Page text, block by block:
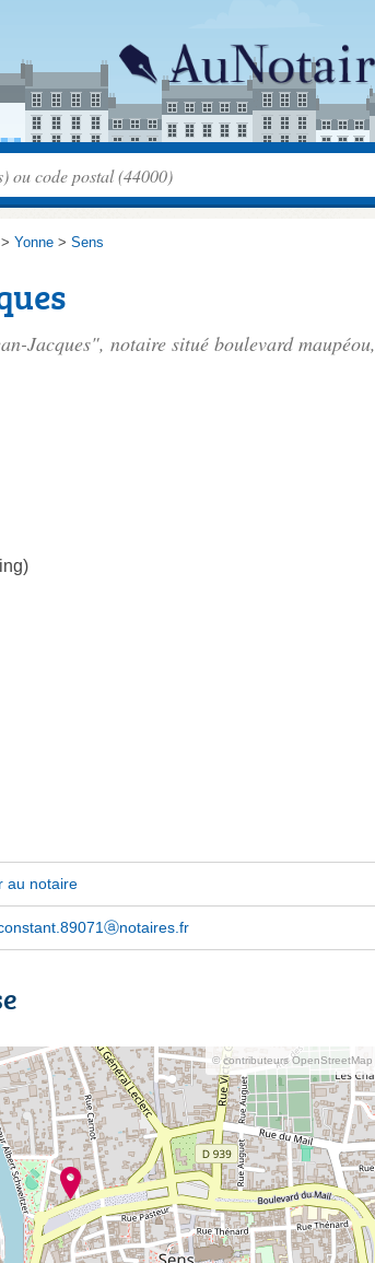
> Yonne > Sens
Jacques", notaire situé boulevard maupéou,
au notaire
© contributeurs OpenStreetMap